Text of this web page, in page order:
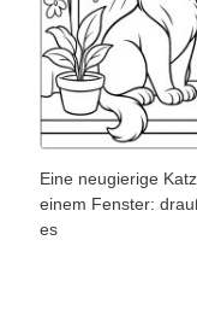
Eine neugierige
einem Fenster:
es